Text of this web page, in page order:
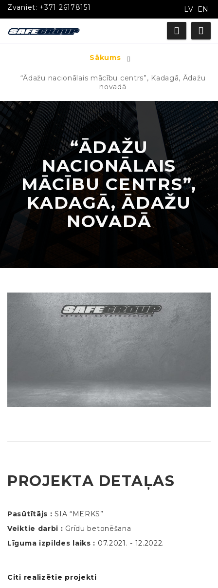
Zvaniet: +371 26178151 LV EN
Sākums
“Ādažu nacionālais mācību centrs”, Kadagā, Ādažu
novadā
“ĀDAŽU
NACIONĀLAIS
MĀCĪBU CENTRS”,
KADAGĀ, ĀDAŽU
NOVADĀ
PROJEKTA DETAĻAS
Pasūtītājs : SIA “MERKS”
Veiktie darbi : Grīdu betonēšana
Līguma izpildes laiks : 07.2021. - 12.2022.
Citi realizētie projekti